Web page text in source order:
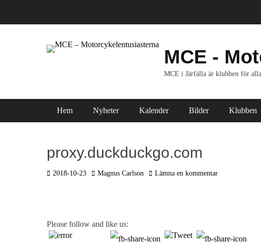
MCE -
MCE i Järfälla är klubben för
Primär meny
Hem Nyheter Kalender Bilder Klubben
proxy.duckduckgo.com
Postades
2018-10-23 Författare
Magnus Carlson Lämna en kommentar
Please follow and like us: